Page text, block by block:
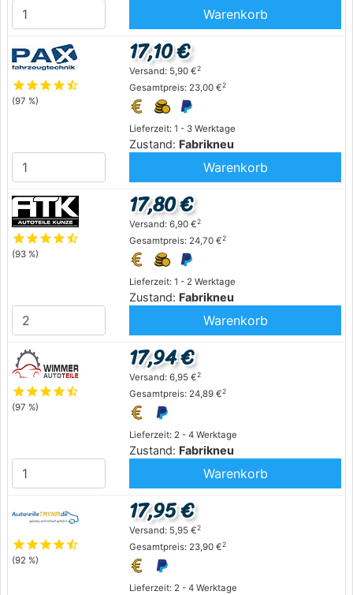
Warenkorb
starstarstarstarstar_half
(97 %)
Lieferzeit: 1 - 3 Werktage
Zustand: Fabrikneu
17,10 €
Versand: 5,90 €2
Gesamtpreis: 23,00 €2
Warenkorb
starstarstarstarstar_half
(93 %)
Lieferzeit: 1 - 2 Werktage
Zustand: Fabrikneu
17,80 €
Versand: 6,90 €2
Gesamtpreis: 24,70 €2
Warenkorb
starstarstarstarstar_half
(97 %)
Lieferzeit: 2 - 4 Werktage
Zustand: Fabrikneu
17,94 €
Versand: 6,95 €2
Gesamtpreis: 24,89 €2
Warenkorb
starstarstarstarstar_half
(92 %)
Lieferzeit: 2 - 4 Werktage
17,95 €
Versand: 5,95 €2
Gesamtpreis: 23,90 €2